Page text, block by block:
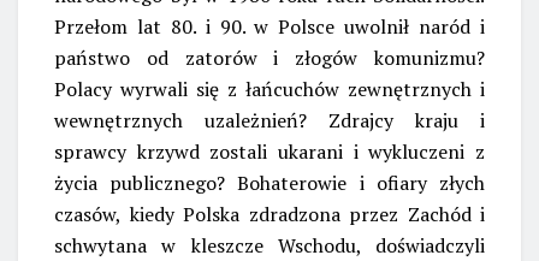
Przełom lat 80. i 90. w Polsce uwolnił naród i
państwo od zatorów i złogów komunizmu?
Polacy wyrwali się z łańcuchów zewnętrznych i
wewnętrznych uzależnień? Zdrajcy kraju i
sprawcy krzywd zostali ukarani i wykluczeni z
życia publicznego? Bohaterowie i ofiary złych
czasów, kiedy Polska zdradzona przez Zachód i
schwytana w kleszcze Wschodu, doświadczyli